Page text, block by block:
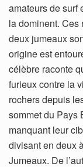
amateurs de surf
la dominent.
deux jumeaux
origine est
célèbre raconte
furieux contre la
rochers depuis
sommet du Pays
manquant leur
divisant en deux
Jumeaux. De